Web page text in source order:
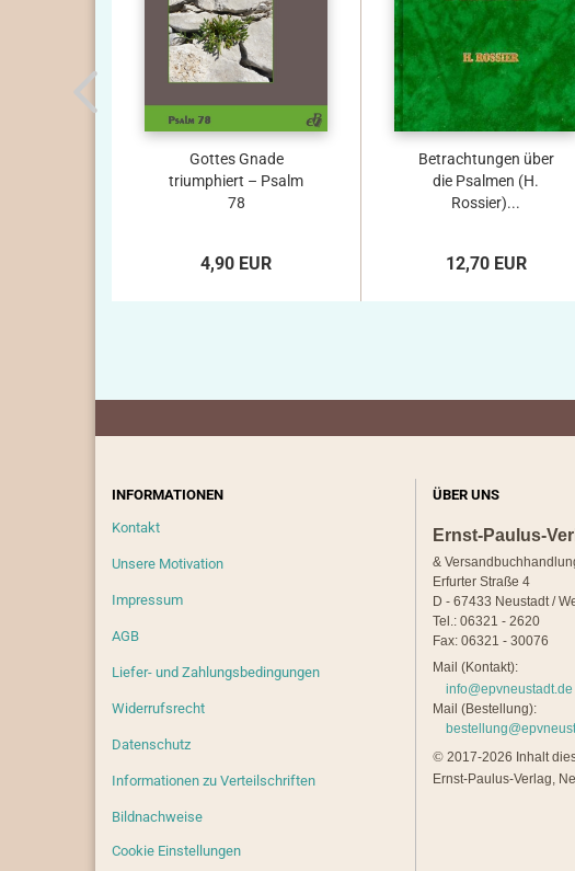
Gottes Gnade
triumphiert – Psalm
78
4,90 EUR
Betrachtungen über
die Psalmen (H.
Rossier)...
12,70 EUR
INFORMATIONEN
Kontakt
Unsere Motivation
Impressum
AGB
Liefer- und Zahlungsbedingungen
Widerrufsrecht
Datenschutz
Informationen zu Verteilschriften
Bildnachweise
Cookie Einstellungen
ÜBER UNS
Ernst-Paulus-
&
Erfurter Straße 4
D - 67433 Neustadt /
Tel.: 06321 - 2620
Fax: 06321 - 30076
Mail (Kontakt):
info@epvneustadt.de
Mail (Bestellung):
© 2017-2026 Inhalt
Ernst-Paulus-Verlag,